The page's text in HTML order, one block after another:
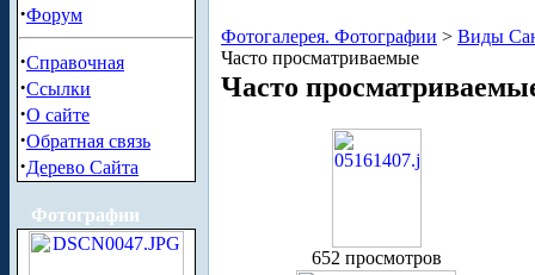
·Форум
·Справочная
·Ссылки
·О сайте
·Обратная связь
·Дерево Сайта
Фотографии
Фотогалерея. Фотографии > Виды
Часто просматриваемые
Часто
652 просмотров